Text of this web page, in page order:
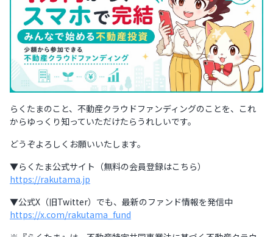
らくたまのこと、不動産クラウドファンディングのことを、これ
からゆっくり知っていただけたらうれしいです。
どうぞよろしくお願いいたします。
▼らくたま公式サイト（無料の会員登録はこちら）
https://rakutama.jp
▼公式X（旧Twitter）でも、最新のファンド情報を発信中
https://x.com/rakutama_fund